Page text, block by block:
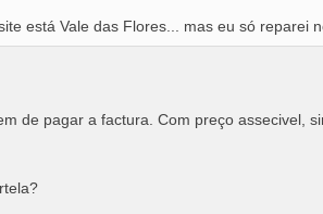
está Vale das Flores... mas eu só reparei
de pagar a factura. Com preço assecivel,